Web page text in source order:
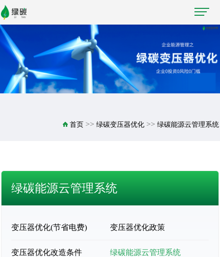
首页>> 绿碳变压器优化>> 绿碳能源云管理系统
绿碳能源云管理系统
变压器优化(节省电费) 变压器优化政策
变压器优化改造条件 绿碳能源云管理系统